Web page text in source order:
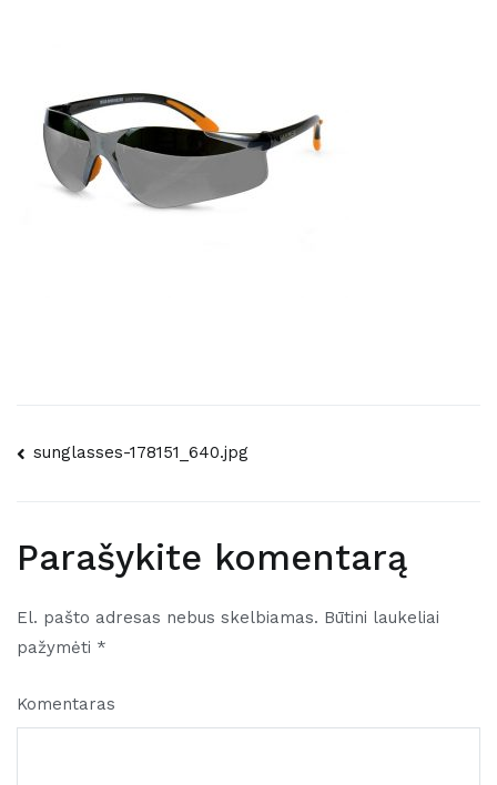
Navigacija
įrašų
sunglasses-178151_640.jpg
Parašykite komentarą
El. pašto adresas nebus skelbiamas. Būtini laukeliai
pažymėti *
Komentaras